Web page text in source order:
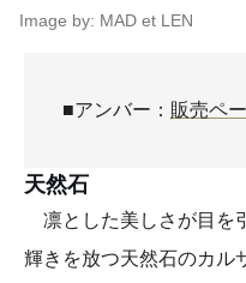
Image by: MAD et LEN
■アンバー： 販売ペ
天然石
凛とした美しさが目を
輝きを放つ天然石のカル